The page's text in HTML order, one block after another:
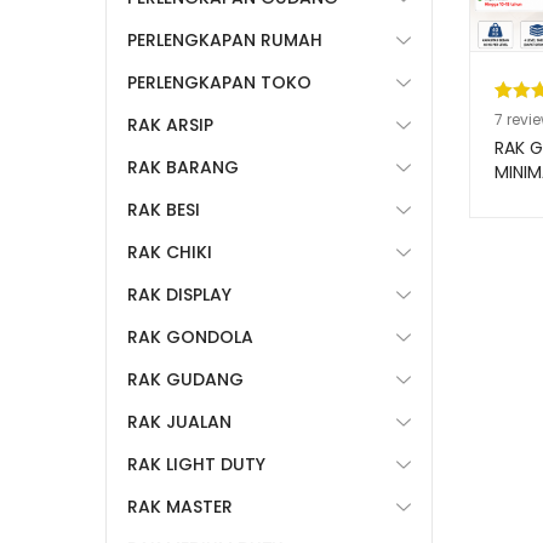
5.00
7
7
RAK
PERLENGKAPAN RUMAH
PERLENGKAPAN TOKO
RAK ARSIP
RAK BARANG
RAK BESI
RAK CHIKI
RAK DISPLAY
RAK GONDOLA
RAK GUDANG
RAK JUALAN
RAK LIGHT DUTY
RAK MASTER